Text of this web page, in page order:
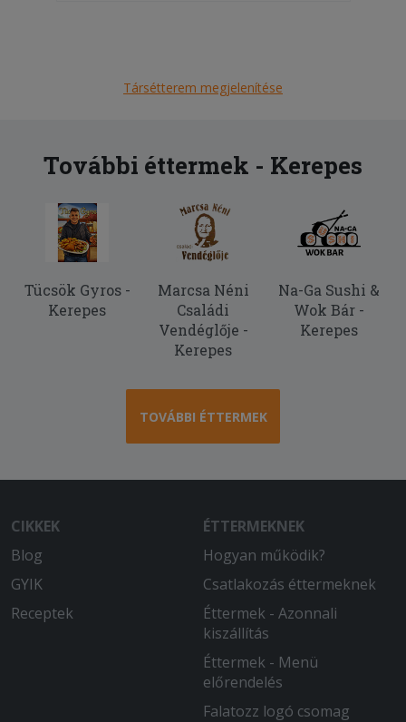
Társétterem megjelenítése
További éttermek - Kerepes
Tücsök Gyros -
Kerepes
Marcsa Néni
Családi
Vendéglője -
Kerepes
Na-Ga Sushi &
Wok Bár -
Kerepes
TOVÁBBI ÉTTERMEK
CIKKEK
Blog
GYIK
Receptek
ÉTTERMEKNEK
Hogyan működik?
Csatlakozás éttermeknek
Éttermek - Azonnali
kiszállítás
Éttermek - Menü
előrendelés
Falatozz logó csomag